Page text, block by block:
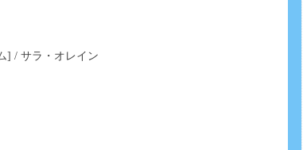
] / サラ・オレイン